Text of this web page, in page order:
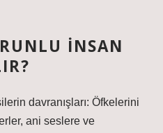
INSAN
davranışları: Öfkelerini
ani seslere ve